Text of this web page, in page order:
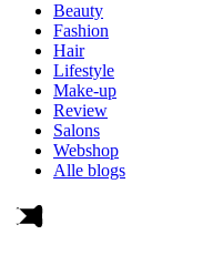
Beauty
Fashion
Hair
Lifestyle
Make-up
Review
Salons
Webshop
Alle blogs